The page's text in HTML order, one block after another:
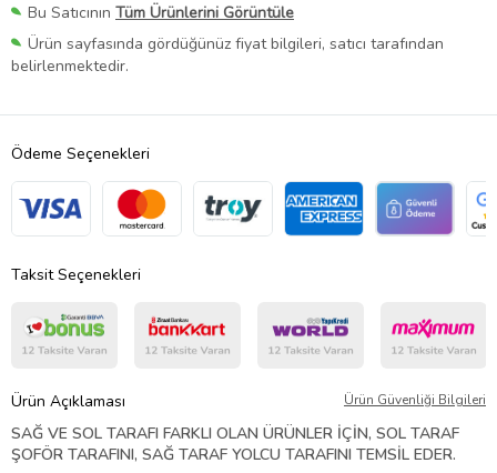
Bu Satıcının Tüm Ürünlerini Görüntüle
Ürün sayfasında gördüğünüz fiyat bilgileri, satıcı tarafından
belirlenmektedir.
Ödeme Seçenekleri
Taksit Seçenekleri
Ürün Açıklaması Ürün Güvenliği Bilgileri
SAĞ VE SOL TARAFI FARKLI OLAN ÜRÜNLER İÇİN, SOL TARAF
ŞOFÖR TARAFINI, SAĞ TARAF YOLCU TARAFINI TEMSİL EDER.